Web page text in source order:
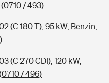
(0710 / 493)
(C 180 T), 95 kW, Benzin,
(C 270 CDI), 120 kW,
/ 496)